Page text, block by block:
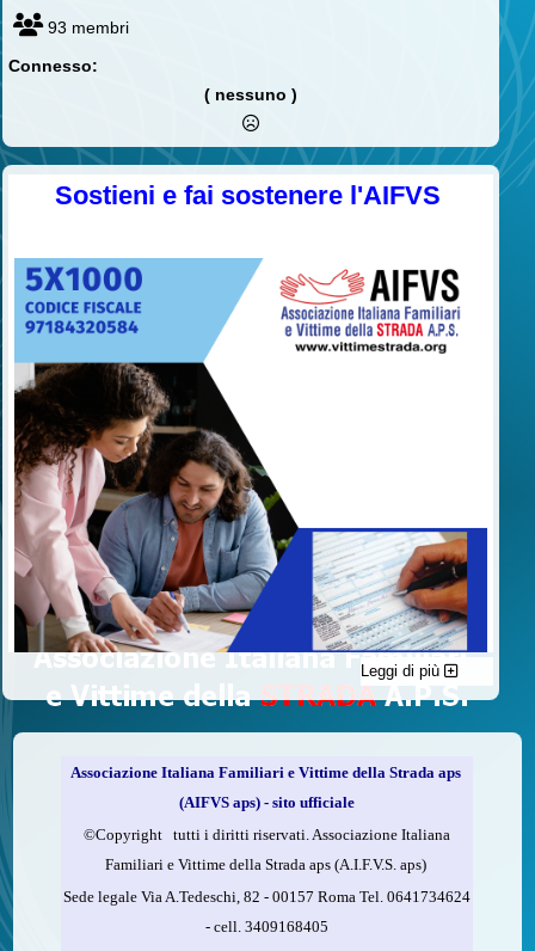
93 membri
Connesso:
( nessuno )
Sostieni e fai sostenere l'AIFVS
C'è un modo di contribuire alle attività dell’A.I.F.V.S. a favore
delle vittime della strada e per dare giustizia ai superstiti ed ai
loro familiari che non costa nulla: devolvere il 5 per mille della
Compila la scheda CUD o del modello 730.
Firma nel riquadro indicato come “Sostegno delle
organizzazioni non lucrative di utilità sociale, delle associazioni
Leggi di più
Associazione Italiana Familiari e Vittime della Strada aps
(AIFVS aps) - sito ufficiale
©​Copyright tutti i diritti riservati. Associazione Italiana
Familiari e Vittime della Strada aps (A.I.F.V.S. aps)
Sede legale Via A.Tedeschi, 82 - 00157 Roma Tel. 0641734624
-cell.3409168405